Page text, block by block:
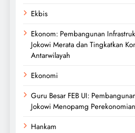
Ekbis
Ekonom: Pembangunan
Jokowi Merata dan Tingkatkan
Antarwilayah
Ekonomi
Guru Besar FEB UI:
Jokowi Menopamg
Hankam